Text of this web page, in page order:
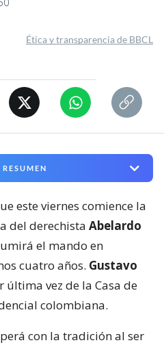
Ética y transparencia de BBCL
RESUMEN
este viernes comience la
del derechista Abelardo
el mando en
cuatro años. Gustavo
última vez de la Casa de
colombiana.
con la tradición al ser